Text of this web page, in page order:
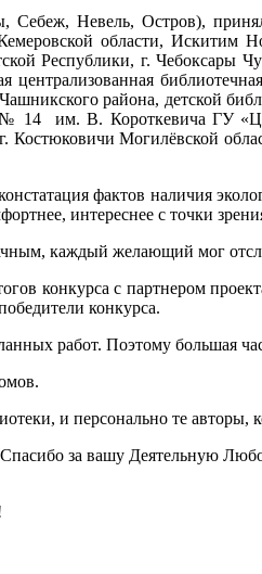
Невель, Остров),
области, Искитим
Республики, г. Чебоксары
централизованная
района, детской
№ 14 им. В. Короткевича ГУ
г. Костюковичи Могилёвской
фактов наличия
интереснее с точки
каждый желающий мог
конкурса с партнером
конкурса.
работ. Поэтому большая
и персонально те
за вашу Деятельную